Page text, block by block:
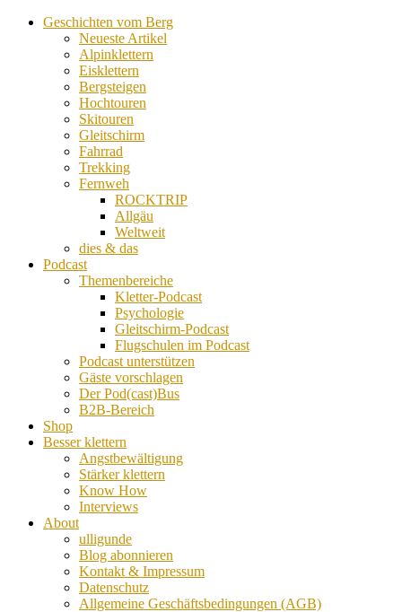
Geschichten vom Berg
Neueste Artikel
Alpinklettern
Eisklettern
Bergsteigen
Hochtouren
Skitouren
Gleitschirm
Fahrrad
Trekking
Fernweh
ROCKTRIP
Allgäu
Weltweit
dies & das
Podcast
Themenbereiche
Kletter-Podcast
Psychologie
Gleitschirm-Podcast
Flugschulen im Podcast
Podcast unterstützen
Gäste vorschlagen
Der Pod(cast)Bus
B2B-Bereich
Shop
Besser klettern
Angstbewältigung
Stärker klettern
Know How
Interviews
About
ulligunde
Blog abonnieren
Kontakt & Impressum
Datenschutz
Allgemeine Geschäftsbedingungen (AGB)